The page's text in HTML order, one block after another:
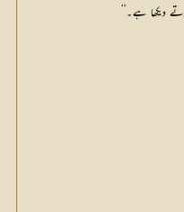
دیکھا ہے۔‘‘